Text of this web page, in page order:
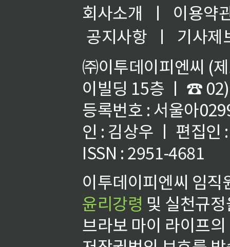
회사소개 ㅣ
이용약
공지사항
ㅣ
기사제
㈜이투데이피엔씨 (
이빌딩 15층 ㅣ ☎
등록번호 : 서울아
인 : 김상우 ㅣ 편집인
ISSN : 2951-4681
이투데이피엔씨 임
윤리강령 및 실천규
브라보 마이 라이프